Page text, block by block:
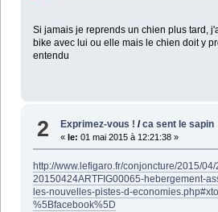
Si jamais je reprends un chien plus tard,
bike avec lui ou elle mais le chien doit y
entendu
2 Exprimez-vous ! /ca sent le sapin
« le: 01 mai 2015 à 12:21:38 »
http://www.lefigaro.fr/conjoncture/2015/
20150424ARTFIG00065-hebergement-
les-nouvelles-pistes-d-
%5Bfacebook%5D